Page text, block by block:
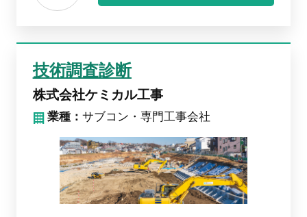
技術調査診断
株式会社ケミカル工事
業種：サブコン・専門工事会社